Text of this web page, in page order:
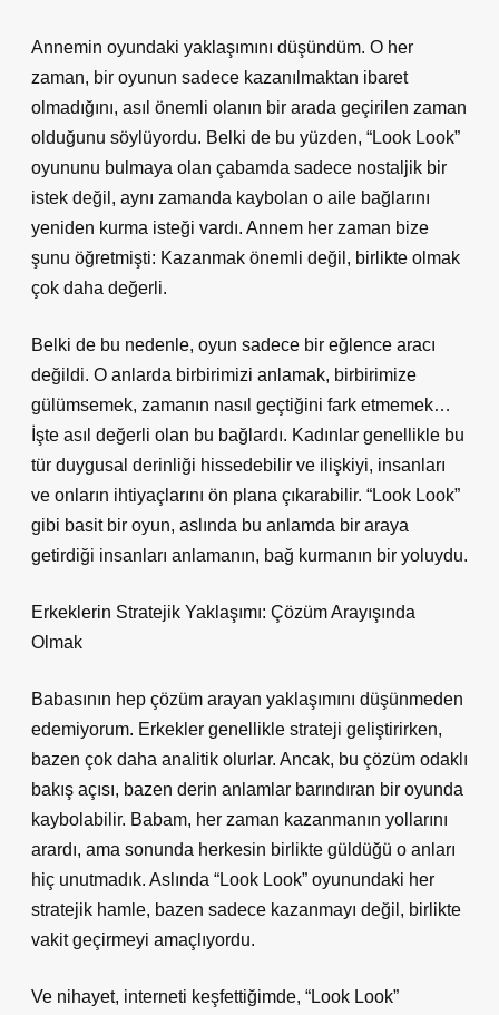
Annemin oyundaki yaklaşımını düşündüm. O her
zaman, bir oyunun sadece kazanılmaktan ibaret
olmadığını, asıl önemli olanın bir arada geçirilen zaman
olduğunu söylüyordu. Belki de bu yüzden, “Look Look”
oyununu bulmaya olan çabamda sadece nostaljik bir
istek değil, aynı zamanda kaybolan o aile bağlarını
yeniden kurma isteği vardı. Annem her zaman bize
şunu öğretmişti: Kazanmak önemli değil, birlikte olmak
çok daha değerli.
Belki de bu nedenle, oyun sadece bir eğlence aracı
değildi. O anlarda birbirimizi anlamak, birbirimize
gülümsemek, zamanın nasıl geçtiğini fark etmemek…
İşte asıl değerli olan bu bağlardı. Kadınlar genellikle bu
tür duygusal derinliği hissedebilir ve ilişkiyi, insanları
ve onların ihtiyaçlarını ön plana çıkarabilir. “Look Look”
gibi basit bir oyun, aslında bu anlamda bir araya
getirdiği insanları anlamanın, bağ kurmanın bir yoluydu.
Erkeklerin Stratejik Yaklaşımı: Çözüm Arayışında
Olmak
Babasının hep çözüm arayan yaklaşımını düşünmeden
edemiyorum. Erkekler genellikle strateji geliştirirken,
bazen çok daha analitik olurlar. Ancak, bu çözüm odaklı
bakış açısı, bazen derin anlamlar barındıran bir oyunda
kaybolabilir. Babam, her zaman kazanmanın yollarını
arardı, ama sonunda herkesin birlikte güldüğü o anları
hiç unutmadık. Aslında “Look Look” oyunundaki her
stratejik hamle, bazen sadece kazanmayı değil, birlikte
vakit geçirmeyi amaçlıyordu.
Ve nihayet, interneti keşfettiğimde, “Look Look”